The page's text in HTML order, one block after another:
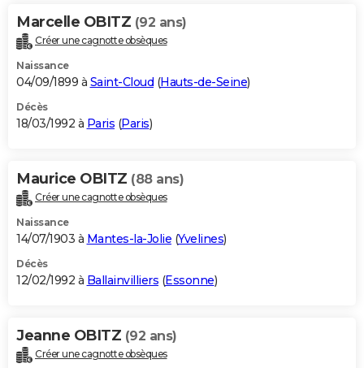
Marcelle OBITZ (92 ans)
Créer une cagnotte obsèques
Naissance
04/09/1899 à Saint-Cloud (Hauts-de-Seine)
Décès
18/03/1992 à Paris (Paris)
Maurice OBITZ (88 ans)
Créer une cagnotte obsèques
Naissance
14/07/1903 à Mantes-la-Jolie (Yvelines)
Décès
12/02/1992 à Ballainvilliers (Essonne)
Jeanne OBITZ (92 ans)
Créer une cagnotte obsèques